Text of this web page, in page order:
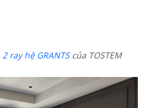
ray hệ GRANTScủa TOSTEM